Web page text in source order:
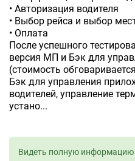
• Авторизация водителя
• Выбор рейса и выбор
• Оплата
После успешного
версия МП и Бэк для
(стоимость
Бэк для управления
водителей, управление
устано...
Видеть полную информацию